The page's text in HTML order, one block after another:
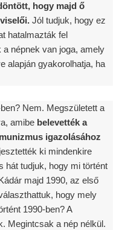
hogy majd ő
Jól tudjuk, hogy ez
hatalmazták fel
népnek van joga, amely
alapján gyakorolhatja, ha
Nem. Megszületett a
amibe belevették a
igazolásához
ki mindenkire
hát tudjuk, hogy mi történt
majd 1990, az első
hogy mely
1990-ben? A
Megintcsak a nép nélkül.